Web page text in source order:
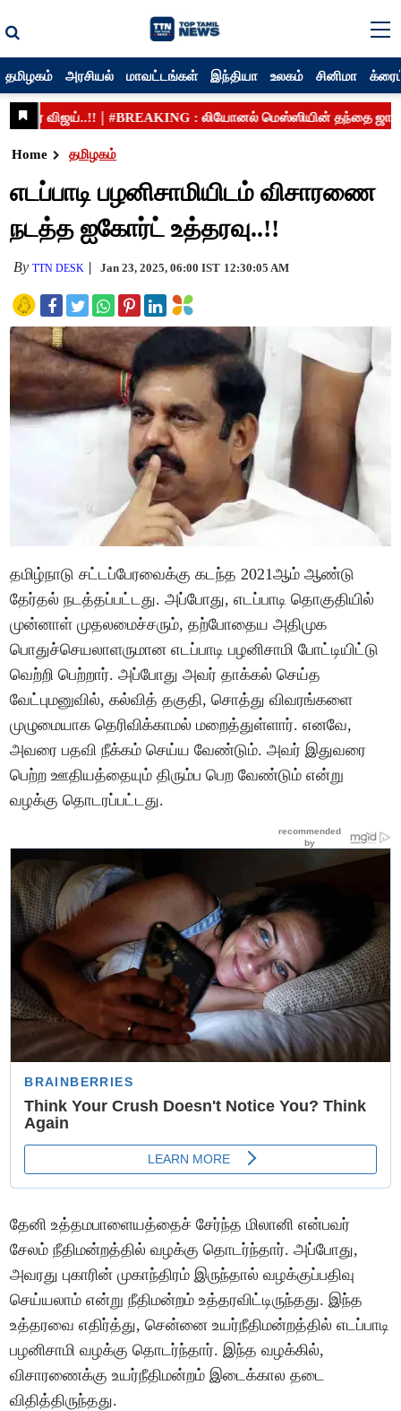
தமிழகம் அரசியல் மாவட்டங்கள் இந்தியா உலகம் சினிமா
Home தமிழகம்
எடப்பாடி பழனிசாமியிடம் விசாரணை
நடத்த ஐகோர்ட் உத்தரவு..!!
ByTTN DESK Jan 23, 2025, 06:00 IST 12:30:05 AM
தமிழ்நாடு சட்டப்பேரவைக்கு கடந்த 2021ஆம் ஆண்டு
தேர்தல் நடத்தப்பட்டது. அப்போது, எடப்பாடி தொகுதியில்
முன்னாள் முதலமைச்சரும், தற்போதைய அதிமுக
பொதுச்செயலாளருமான எடப்பாடி பழனிசாமி போட்டியிட்டு
வெற்றி பெற்றார். அப்போது அவர் தாக்கல் செய்த
வேட்புமனுவில், கல்வித் தகுதி, சொத்து விவரங்களை
முழுமையாக தெரிவிக்காமல் மறைத்துள்ளார். எனவே,
அவரை பதவி நீக்கம் செய்ய வேண்டும். அவர் இதுவரை
பெற்ற ஊதியத்தையும் திரும்ப பெற வேண்டும் என்று
வழக்கு தொடரப்பட்டது.
தேனி உத்தமபாளையத்தைச் சேர்ந்த மிலானி என்பவர்
சேலம் நீதிமன்றத்தில் வழக்கு தொடர்ந்தார். அப்போது,
அவரது புகாரின் முகாந்திரம் இருந்தால் வழக்குப்பதிவு
செய்யலாம் என்று நீதிமன்றம் உத்தரவிட்டிருந்தது. இந்த
உத்தரவை எதிர்த்து, சென்னை உயர்நீதிமன்றத்தில் எடப்பாடி
பழனிசாமி வழக்கு தொடர்ந்தார். இந்த வழக்கில்,
விசாரணைக்கு உயர்நீதிமன்றம் இடைக்கால தடை
விதித்திருந்தது.